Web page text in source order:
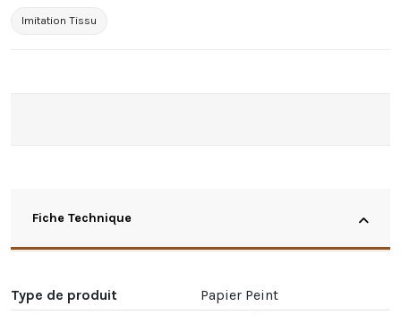
Imitation Tissu
Fiche Technique
Type de produit
Papier Peint